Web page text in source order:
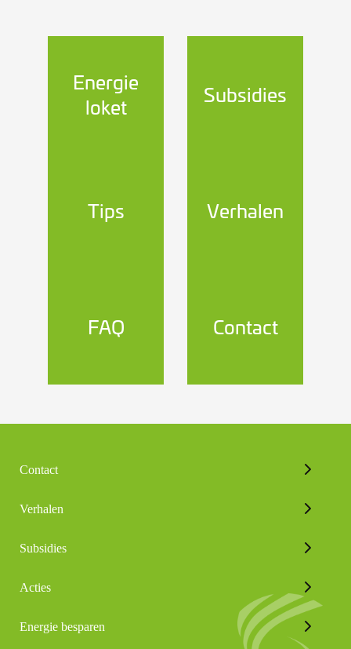
Energie
loket
Subsidies
Tips Verhalen
FAQ Contact
Contact
Verhalen
Subsidies
Acties
Energie besparen